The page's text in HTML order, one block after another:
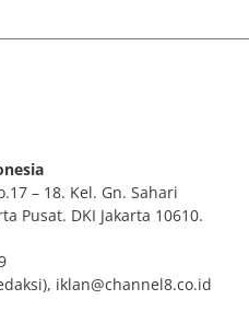
– 18. Kel. Gn. Sahari
Pusat. DKI Jakarta 10610.
iklan@channel8.co.id